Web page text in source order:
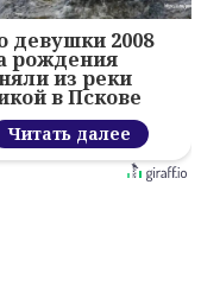
девушки 2008
рождения
из реки
в Пскове
Читать далее